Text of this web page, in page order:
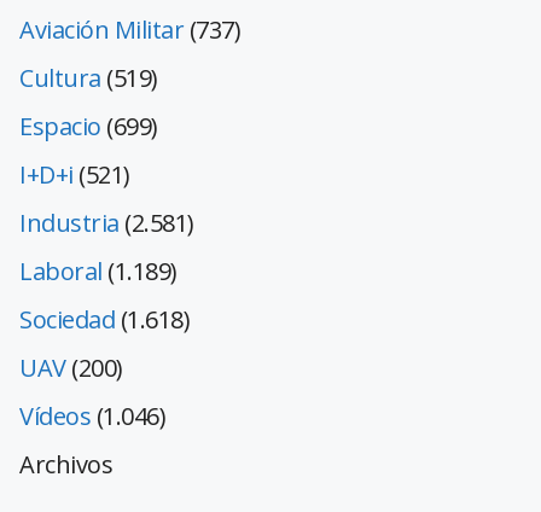
Aviación Militar(737)
Cultura (519)
Espacio (699)
I+D+i (521)
Industria (2.581)
Laboral (1.189)
Sociedad (1.618)
UAV(200)
Vídeos (1.046)
Archivos